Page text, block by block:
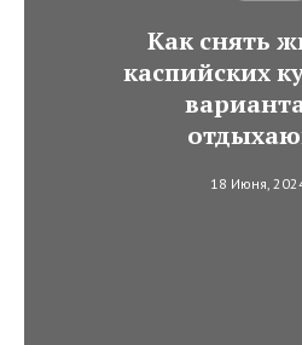
Как снять
каспийских
18 Июня,